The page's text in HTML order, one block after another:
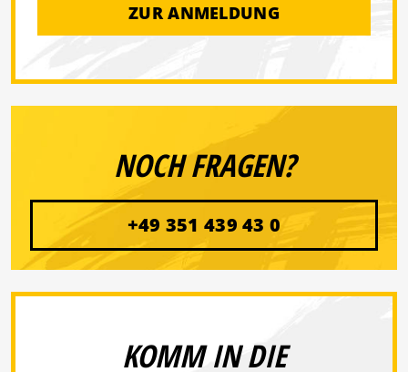
ZUR ANMELDUNG
NOCH FRAGEN?
+49 351 439 43 0
KOMM IN DIE